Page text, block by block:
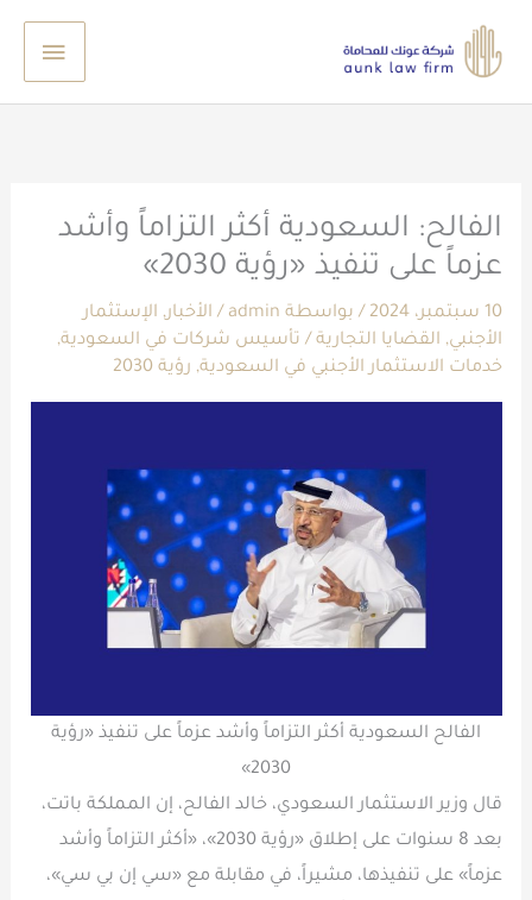
الفالح: السعودية أكثر التزاماً وأشد
عزماً على تنفيذ «رؤية 2030»
10 سبتمبر، 2024 / بواسطة admin
/ الأخبار, الإستثمار
الأجنبي, القضايا التجارية / تأسيس شركات في السعودية,
خدمات الاستثمار الأجنبي في السعودية, رؤية 2030
الفالح السعودية أكثر التزاماً وأشد عزماً على تنفيذ «رؤية
2030»
قال وزير الاستثمار السعودي، خالد الفالح، إن المملكة باتت،
بعد 8 سنوات على إطلاق «رؤية 2030»، «أكثر التزاماً وأشد
عزماً» على تنفيذها، مشيراً، في مقابلة مع «سي إن بي سي»،